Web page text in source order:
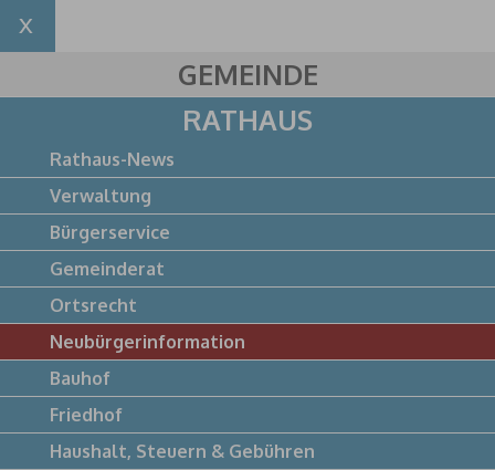
GEMEINDE
RATHAUS
Rathaus-News
Verwaltung
Bürgerservice
Gemeinderat
Ortsrecht
Neubürgerinformation
Bauhof
Friedhof
Haushalt, Steuern & Gebühren